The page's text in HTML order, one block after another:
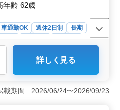
年齢 62歳
車通勤OK 週休2日制
長期
調理師・調理補助・スタッフ
境＞ 寮・社宅完備で、遠方
い生活を始めたい方にも安心
り、生活面での負担を軽減
が整っています。 ＜経験
詳しく見る
載期間 2026/06/24〜2026/09/23